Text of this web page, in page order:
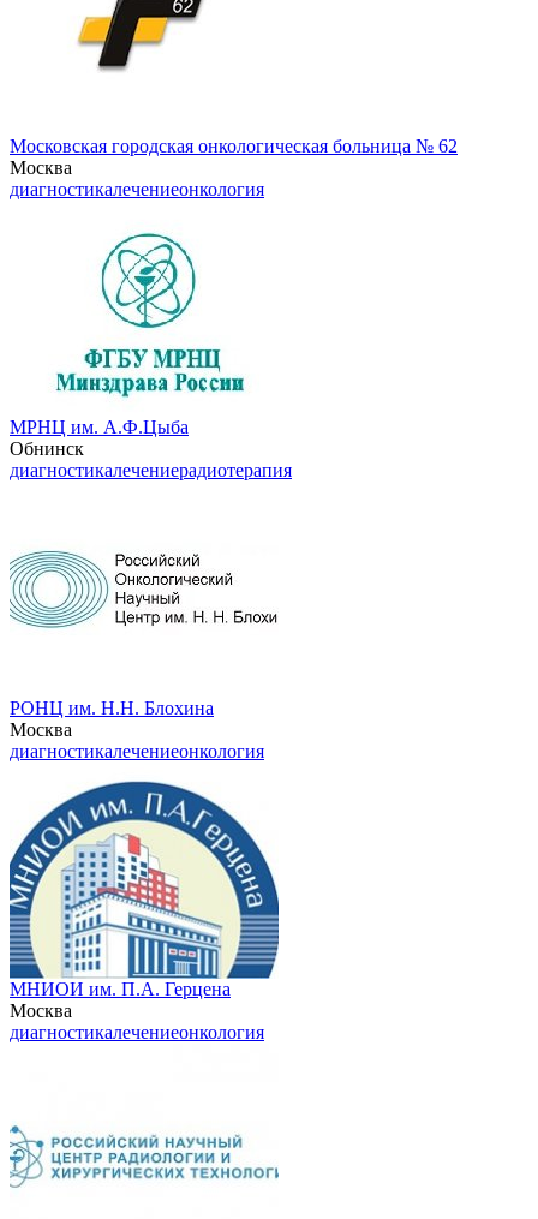
Московская городская онкологическая больница № 62
Москва
диагностикалечениеонкология
МРНЦ им. А.Ф.Цыба
Обнинск
диагностикалечениерадиотерапия
РОНЦ им. Н.Н. Блохина
Москва
диагностикалечениеонкология
МНИОИ им. П.А. Герцена
Москва
диагностикалечениеонкология